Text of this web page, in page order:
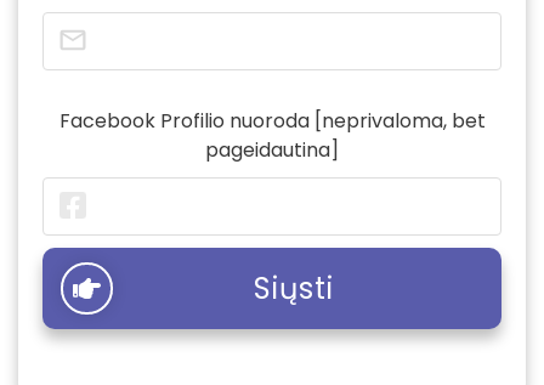
Facebook Profilio nuoroda [neprivaloma, bet
pageidautina]
Siųsti